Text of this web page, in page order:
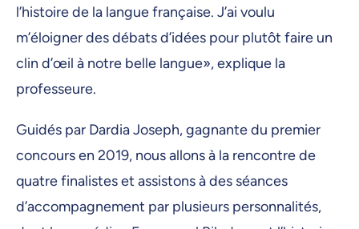
l’histoire de la langue française. J’ai voulu
m’éloigner des débats d’idées pour plutôt faire un
clin d’œil à notre belle langue», explique la
professeure.
Guidés par Dardia Joseph, gagnante du premier
concours en 2019, nous allons à la rencontre de
quatre finalistes et assistons à des séances
d’accompagnement par plusieurs personnalités,